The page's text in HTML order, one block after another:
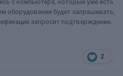
с компьютера, который уже есть
оборудовании будет запрашивать,
запросит подтверждение.
2